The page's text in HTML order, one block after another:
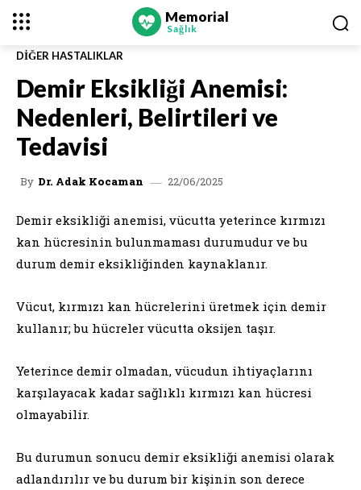
Memorial
Sağlık
DIĞER HASTALIKLAR
Demir Eksikliği Anemisi:
Nedenleri, Belirtileri ve
Tedavisi
By Dr. Adak Kocaman 22/06/2025
Demir eksikliği anemisi, vücutta yeterince kırmızı
kan hücresinin bulunmaması durumudur ve bu
durum demir eksikliğinden kaynaklanır.
Vücut, kırmızı kan hücrelerini üretmek için demir
kullanır; bu hücreler vücutta oksijen taşır.
Yeterince demir olmadan, vücudun ihtiyaçlarını
karşılayacak kadar sağlıklı kırmızı kan hücresi
olmayabilir.
Bu durumun sonucu demir eksikliği anemisi olarak
adlandırılır ve bu durum bir kişinin son derece